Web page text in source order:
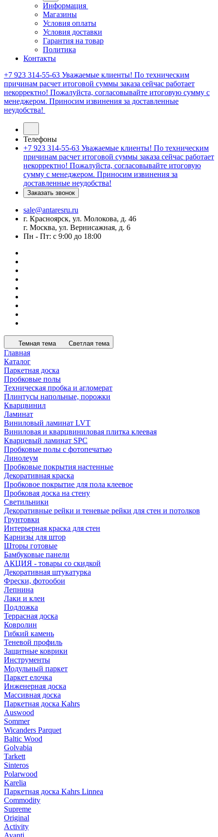
Информация
Магазины
Условия оплаты
Условия доставки
Гарантия на товар
Политика
Контакты
+7 923 314-55-63 Уважаемые клиенты! По техническим
причинам расчет итоговой суммы заказа сейчас работает
некорректно! Пожалуйста, согласовывайте итоговую сумму с
менеджером. Приносим извинения за доставленные
неудобства!
Телефоны
+7 923 314-55-63 Уважаемые клиенты! По техническим
причинам расчет итоговой суммы заказа сейчас работает
некорректно! Пожалуйста, согласовывайте итоговую
сумму с менеджером. Приносим извинения за
доставленные неудобства!
Заказать звонок
sale@antaresru.ru
г. Красноярск, ул. Молокова, д. 46
г. Москва, ул. Вернисажная, д. 6
Пн - Пт: с 9:00 до 18:00
Темная тема Светлая тема
Главная
Каталог
Паркетная доска
Пробковые полы
Техническая пробка и агломерат
Плинтусы напольные, порожки
Кварцвинил
Ламинат
Виниловый ламинат LVT
Виниловая и кварцвиниловая плитка клеевая
Кварцевый ламинат SPC
Пробковые полы с фотопечатью
Линолеум
Пробковые покрытия настенные
Декоративная краска
Пробковое покрытие для пола клеевое
Пробковая доска на стену
Светильники
Декоративные рейки и теневые рейки для стен и потолков
Грунтовки
Интерьерная краска для стен
Карнизы для штор
Шторы готовые
Бамбуковые панели
АКЦИЯ - товары со скидкой
Декоративная штукатурка
Фрески, фотообои
Лепнина
Лаки и клеи
Подложка
Террасная доска
Ковролин
Гибкий камень
Теневой профиль
Защитные коврики
Инструменты
Модульный паркет
Паркет елочка
Инженерная доска
Массивная доска
Паркетная доска Kahrs
Auswood
Sommer
Wicanders Parquet
Baltic Wood
Golvabia
Tarkett
Sinteros
Polarwood
Karelia
Паркетная доска Kahrs Linnea
Commodity
Supreme
Original
Activity
Avanti